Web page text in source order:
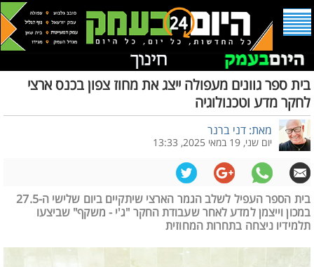
בית ספר גוונים מעפולה ייצג את מחוז צפון בכנס ארצי
לחקר מדע וטכנולוגיה
מאת: דני ברנר
יום שני, 19 במאי 2025, 13:33
בית הספר העפיל לשלב הגמר הארצי שיתקיים ביום שלישי ה-27.5
במכון וייצמן למדע לאחר שעבודת החקר "ג'י - משקף" שביצעו
תלמידיו ניצחה בתחרות המחוזית